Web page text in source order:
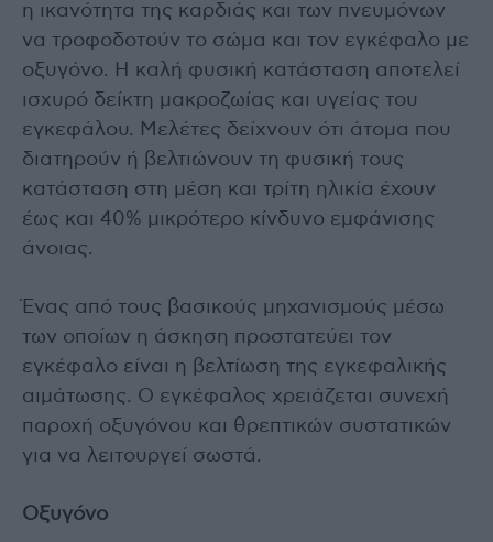
η ικανότητα της καρδιάς και των πνευμόνων
να τροφοδοτούν το σώμα και τον εγκέφαλο με
οξυγόνο. Η καλή φυσική κατάσταση αποτελεί
ισχυρό δείκτη μακροζωίας και υγείας του
εγκεφάλου. Μελέτες δείχνουν ότι άτομα που
διατηρούν ή βελτιώνουν τη φυσική τους
κατάσταση στη μέση και τρίτη ηλικία έχουν
έως και 40% μικρότερο κίνδυνο εμφάνισης
άνοιας.
Ένας από τους βασικούς μηχανισμούς μέσω
των οποίων η άσκηση προστατεύει τον
εγκέφαλο είναι η βελτίωση της εγκεφαλικής
αιμάτωσης. Ο εγκέφαλος χρειάζεται συνεχή
παροχή οξυγόνου και θρεπτικών συστατικών
για να λειτουργεί σωστά.
Οξυγόνο